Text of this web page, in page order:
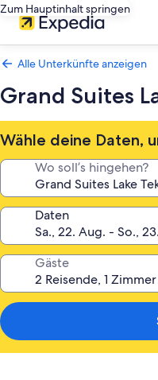
Zum Hauptinhalt springen
Alle Unterkünfte anzeigen
Grand Suites
Wähle deine Daten,
Wo soll’s hingehen?
Daten
Gäste